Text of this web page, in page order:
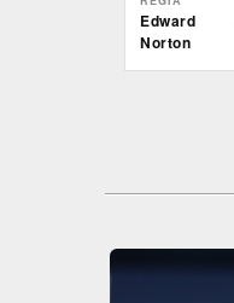
Edward
Norton